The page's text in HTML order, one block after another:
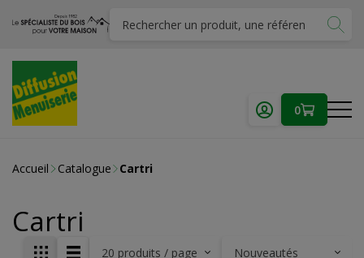
0
Accueil Catalogue Cartri
Cartri